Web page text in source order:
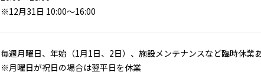
※12月31日 10:00～16:00
毎週月曜日、年始（1月1日、2日）、施設メンテナンスなど臨時休業
※月曜日が祝日の場合は翌平日を休業